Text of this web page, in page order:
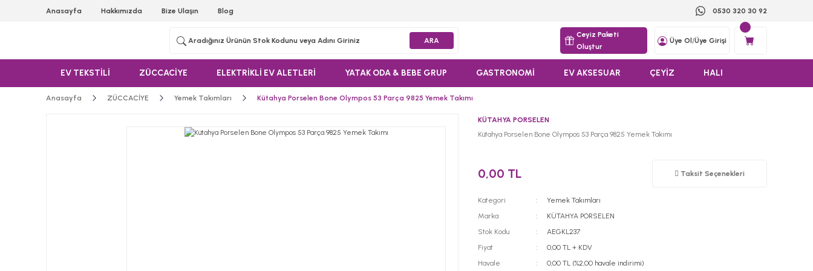
Anasayfa Hakkımızda Bize Ulaşın Blog 0530 320 30 92
ARA
Ceyiz Paketi
Oluştur
Üye Ol /Üye Girişi
EV TEKSTİLİ ZÜCCACİYE ELEKTRİKLİ EV ALETLERİ YATAK ODA & BEBE GRUP GASTRONOMİ EV AKSESUAR ÇEYİZ HALI
Anasayfa ZÜCCACİYE Yemek Takımları Kütahya Porselen Bone Olympos 53 Parça 9825 Yemek Takımı
KÜTAHYA PORSELEN
Kütahya Porselen Bone Olympos 53 Parça 9825 Yemek Takımı
0,00 TL Taksit Seçenekleri
Kategori
Yemek Takımları
Marka
KÜTAHYA PORSELEN
Stok Kodu
AEGKL237
Fiyat
0,00 TL + KDV
Havale
0,00 TL (%2,00 havale indirimi)